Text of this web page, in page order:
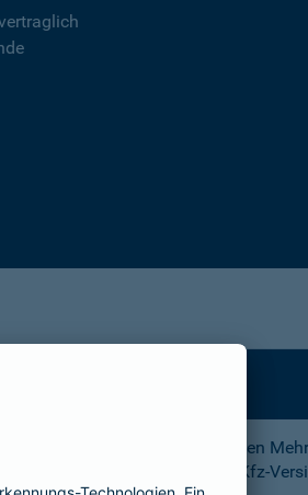
durch die Vertragsstrafe und den
Erweiterung des mit Ihrem Kfz-